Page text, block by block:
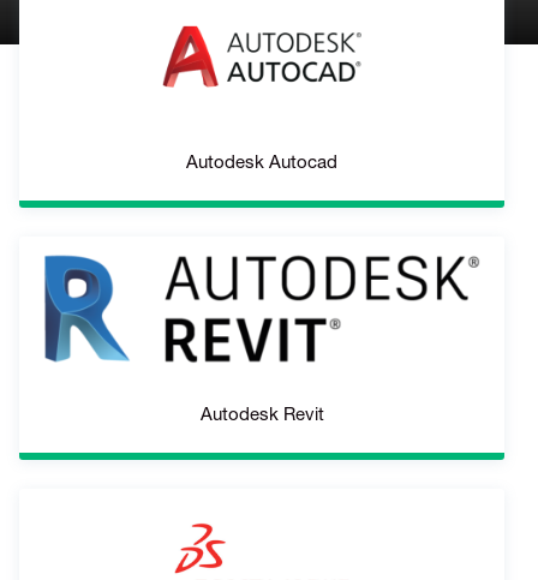
Autodesk Autocad
Autodesk Revit